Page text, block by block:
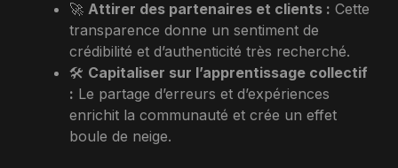
🚀 Attirer des partenaires et clients : Cette
transparence donne un sentiment de
crédibilité et d’authenticité très recherché.
🛠️ Capitaliser sur l’apprentissage collectif
: Le partage d’erreurs et d’expériences
enrichit la communauté et crée un effet
boule de neige.